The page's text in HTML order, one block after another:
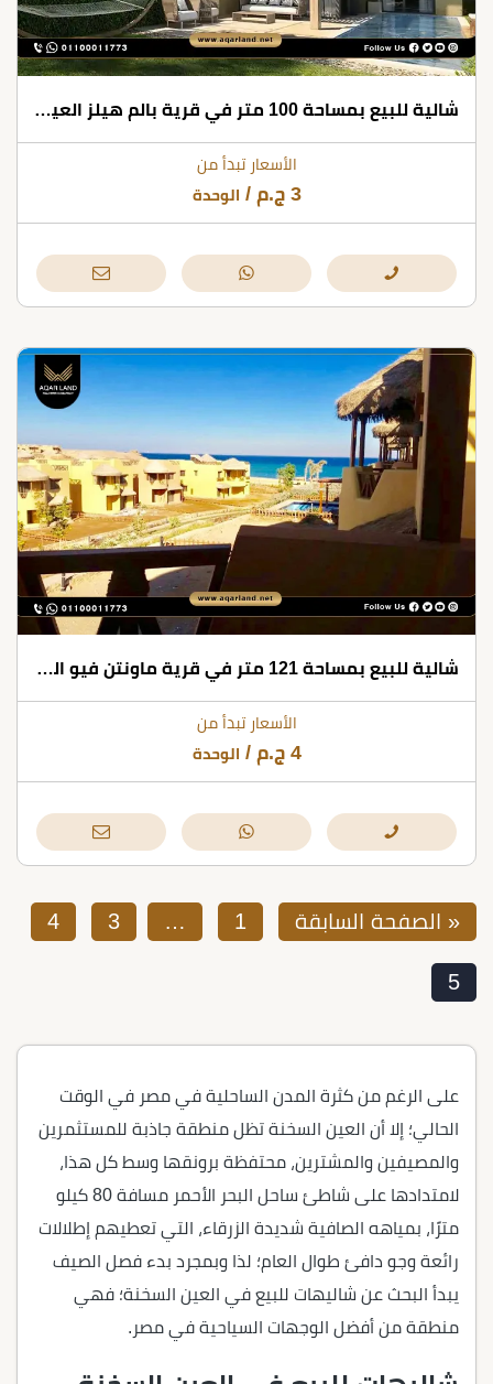
شالية للبيع بمساحة 100 متر في قرية بالم هيلز العين السخنة
الأسعار تبدأ من
3 ج.م / الوحدة
شالية للبيع بمساحة 121 متر في قرية ماونتن فيو العين السخنة
الأسعار تبدأ من
4 ج.م / الوحدة
« الصفحة السابقة 1
…
3
4
5
على الرغم من كثرة المدن الساحلية في مصر في الوقت
الحالي؛ إلا أن العين السخنة تظل منطقة جاذبة للمستثمرين
والمصيفين والمشترين، محتفظة برونقها وسط كل هذا،
لامتدادها على شاطئ ساحل البحر الأحمر مسافة 80 كيلو
مترًا، بمياهه الصافية شديدة الزرقاء، التي تعطيهم إطلالات
رائعة وجو دافئ طوال العام؛ لذا وبمجرد بدء فصل الصيف
يبدأ البحث عن شاليهات للبيع في العين السخنة؛ فهي
منطقة من أفضل الوجهات السياحية في مصر.